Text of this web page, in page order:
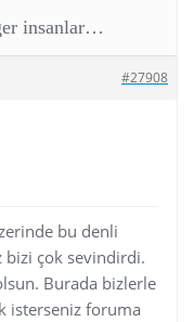
insanlar…
#27908
bu denli
bizi çok sevindirdi.
Burada bizlerle
isterseniz foruma